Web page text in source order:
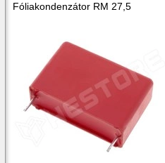
Fóliakondenzátor RM 27,5